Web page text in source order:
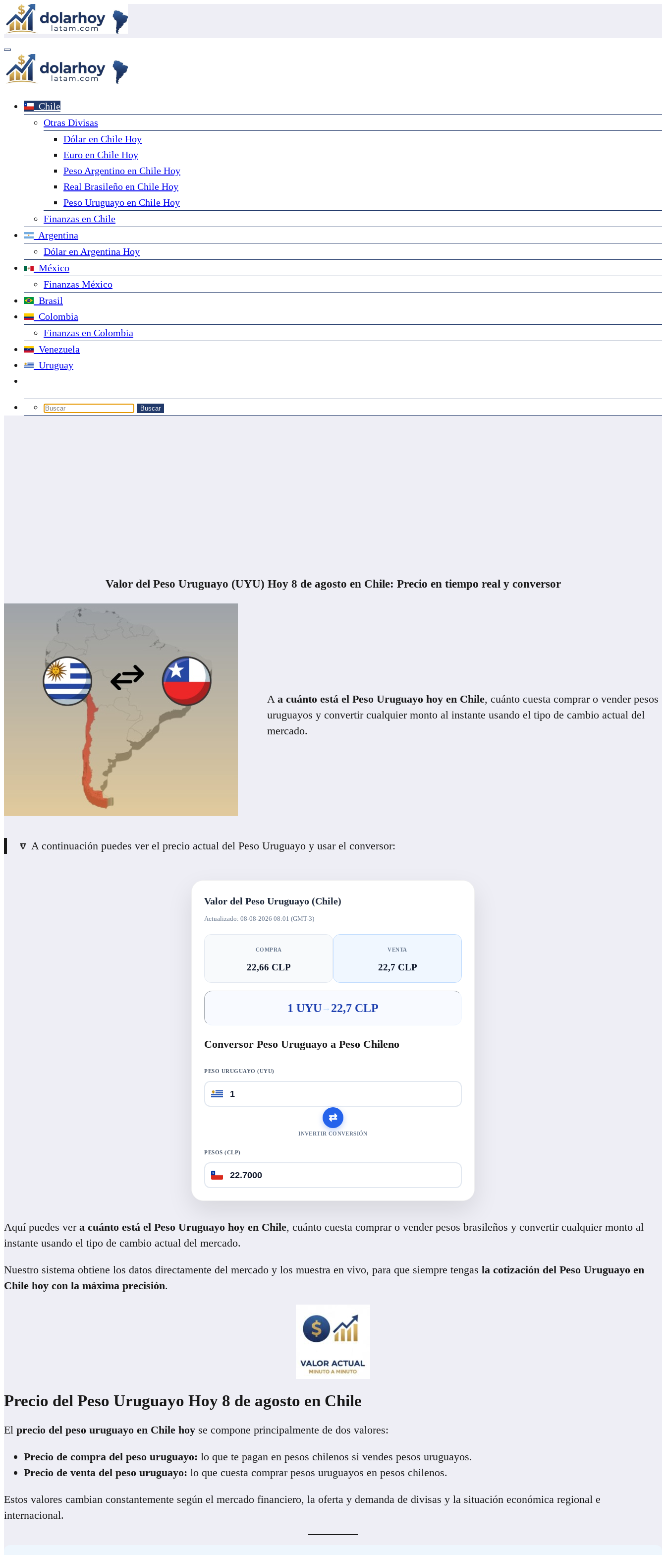
Saltar
al
Chile
Otras Divisas
Dólar en Chile Hoy
Euro en Chile Hoy
Peso Argentino en Chile Hoy
Real Brasileño en Chile Hoy
Peso Uruguayo en Chile Hoy
Finanzas en Chile
Argentina
Dólar en Argentina Hoy
México
Finanzas México
Brasil
Colombia
Finanzas en Colombia
Venezuela
Uruguay
Valor del Peso Uruguayo (UYU) Hoy 8 de agosto en Chile: Precio en tiempo real y conversor
Aa cuánto está el Peso Uruguayo hoy en Chile, cuánto cuesta comprar o vender pesos
uruguayos y convertir cualquier monto al instante usando el tipo de cambio actual del
mercado.
🔽 A continuación puedes ver el precio actual del Peso Uruguayo y usar el conversor:
Valor del Peso Uruguayo (Chile)
Actualizado: 08-08-2026 08:01 (GMT-3)
COMPRA
22,66 CLP
VENTA
22,7 CLP
1 UYU→ 22,7 CLP
Conversor Peso Uruguayo a Peso Chileno
PESO URUGUAYO (UYU)
⇄
INVERTIR CONVERSIÓN
PESOS (CLP)
Aquí puedes ver a cuánto está el Peso Uruguayo hoy en Chile, cuánto cuesta comprar o vender pesos brasileños y convertir cualquier monto al
instante usando el tipo de cambio actual del mercado.
Nuestro sistema obtiene los datos directamente del mercado y los muestra en vivo, para que siempre tengas la cotización del Peso Uruguayo en
Chile hoy con la máxima precisión.
Precio del Peso Uruguayo Hoy 8 de agosto en Chile
El precio del peso uruguayo en Chile hoy se compone principalmente de dos valores:
Precio de compra del peso uruguayo: lo que te pagan en pesos chilenos si vendes pesos uruguayos.
Precio de venta del peso uruguayo: lo que cuesta comprar pesos uruguayos en pesos chilenos.
Estos valores cambian constantemente según el mercado financiero, la oferta y demanda de divisas y la situación económica regional e
internacional.